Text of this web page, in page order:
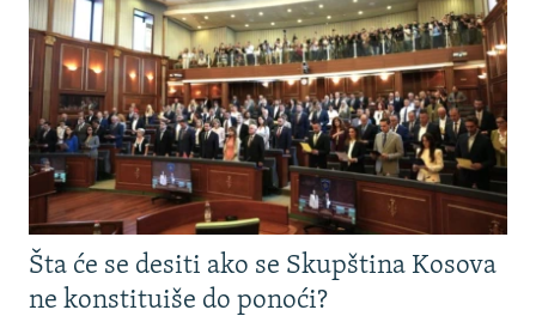
Šta će se desiti ako se Skupština Kosova
ne konstituiše do ponoći?